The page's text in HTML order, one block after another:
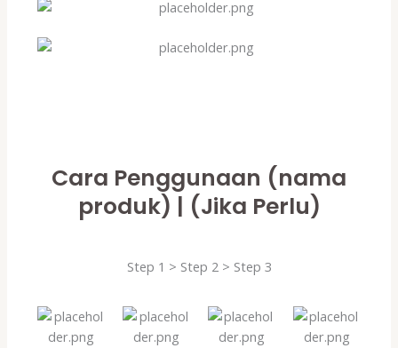
Cara Penggunaan (nama
produk) | (Jika Perlu)
Step 1 > Step 2 > Step 3